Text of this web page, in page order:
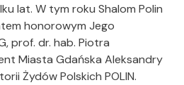
lat. W tym roku Shalom Polin
honorowym Jego
prof. dr. hab. Piotra
Miasta Gdańska Aleksandry
Żydów Polskich POLIN.